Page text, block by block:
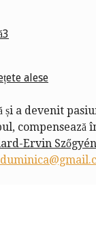
3
a devenit
compensează
Ervin